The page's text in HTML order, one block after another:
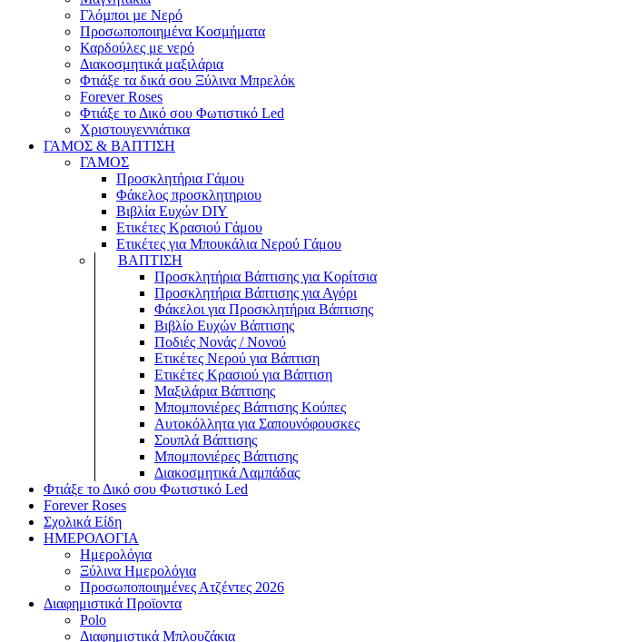
Γλόµποι µε Νερό
Προσωποποιημένα Κοσμήματα
Καρδούλες με νερό
Διακοσμητικά μαξιλάρια
Φτιάξε τα δικά σου Ξύλινα Μπρελόκ
Forever Roses
Φτιάξε το Δικό σου Φωτιστικό Led
Χριστουγεννιάτικα
ΓΑΜΟΣ & ΒΑΠΤΙΣΗ
ΓΑΜΟΣ
Προσκλητήρια Γάμου
Φάκελος προσκλητηριου
Βιβλία Ευχών DIY
Ετικέτες Κρασιού Γάμου
Ετικέτες για Μπουκάλια Νερού Γάμου
ΒΑΠΤΙΣΗ
Προσκλητήρια Βάπτισης για Κορίτσια
Προσκλητήρια Βάπτισης για Αγόρι
Φάκελοι για Προσκλητήρια Βάπτισης
Βιβλίο Ευχών Βάπτισης
Ποδιές Νονάς / Νονού
Ετικέτες Νερού για Βάπτιση
Ετικέτες Κρασιού για Βάπτιση
Μαξιλάρια Βάπτισης
Μπομπονιέρες Βάπτισης Κούπες
Αυτοκόλλητα για Σαπουνόφουσκες
Σουπλά Βάπτισης
Μπομπονιέρες Βάπτισης
Διακοσμητικά Λαμπάδας
Φτιάξε το Δικό σου Φωτιστικό Led
Forever Roses
Σχολικά Είδη
ΗΜΕΡΟΛΟΓΙΑ
Ημερολόγια
Ξύλινα Ημερολόγια
Προσωποποιημένες Ατζέντες 2026
Διαφημιστικά Προϊοντα
Polo
Διαφημιστικά Μπλουζάκια